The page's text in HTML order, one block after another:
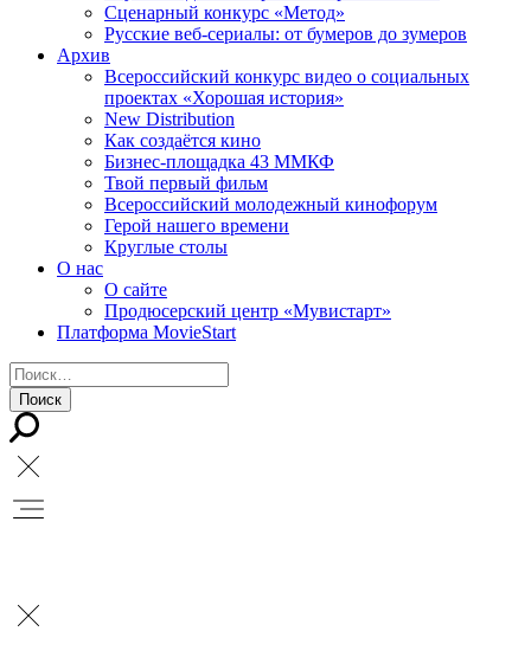
Сценарный конкурс «Метод»
Русские веб-сериалы: от бумеров до зумеров
Архив
Всероссийский конкурс видео о социальных
проектах «Хорошая история»
New Distribution
Как создаётся кино
Бизнес-площадка 43 ММКФ
Твой первый фильм
Всероссийский молодежный кинофорум
Герой нашего времени
Круглые столы
О нас
О сайте
Продюсерский центр «Мувистарт»
Платформа MovieStart